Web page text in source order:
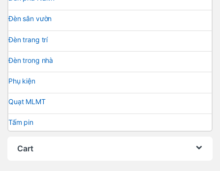
Đèn sân vườn
Đèn trang trí
Đèn trong nhà
Phụ kiện
Quạt MLMT
Tấm pin
Cart